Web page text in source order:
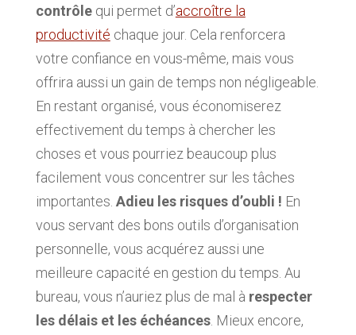
contrôlequi permet d’accroître la
productivité chaque jour. Cela renforcera
votre confiance en vous-même, mais vous
offrira aussi un gain de temps non négligeable.
En restant organisé, vous économiserez
effectivement du temps à chercher les
choses et vous pourriez beaucoup plus
facilement vous concentrer sur les tâches
importantes. Adieu les risques d’oubli ! En
vous servant des bons outils d’organisation
personnelle, vous acquérez aussi une
meilleure capacité en gestion du temps. Au
bureau, vous n’auriez plus de mal à respecter
les délais et les échéances. Mieux encore,